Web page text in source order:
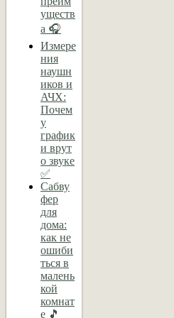
уществ
а 🎧
Измере
ния
наушн
иков и
АЧХ:
Почем
у
график
и врут
о звуке
✅
Сабву
фер
для
дома:
как не
ошиби
ться в
малень
кой
комнат
е 🎵